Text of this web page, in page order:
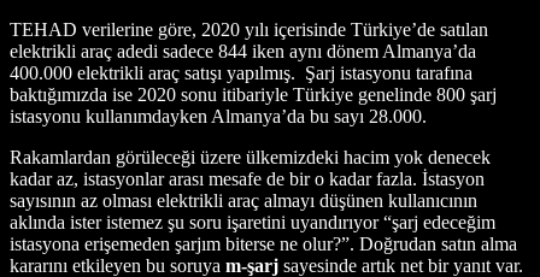
TEHAD verilerine göre, 2020 yılı içerisinde Türkiye’de satılan
elektrikli araç adedi sadece 844 iken aynı dönem Almanya’da
400.000 elektrikli araç satışı yapılmış. Şarj istasyonu tarafına
baktığımızda ise 2020 sonu itibariyle Türkiye genelinde 800 şarj
istasyonu kullanımdayken Almanya’da bu sayı 28.000.
Rakamlardan görüleceği üzere ülkemizdeki hacim yok denecek
kadar az, istasyonlar arası mesafe de bir o kadar fazla. İstasyon
sayısının az olması elektrikli araç almayı düşünen kullanıcının
aklında ister istemez şu soru işaretini uyandırıyor “şarj edeceğim
istasyona erişemeden şarjım biterse ne olur?”. Doğrudan satın alma
kararını etkileyen bu soruya m-şarj sayesinde artık net bir yanıt var.